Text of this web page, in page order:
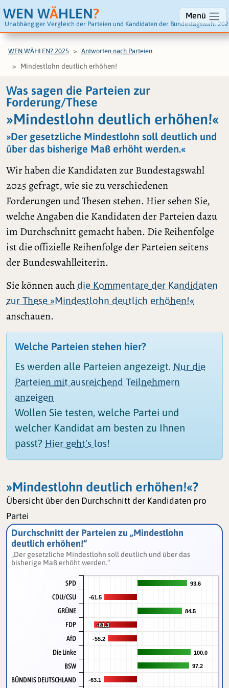
WEN WÄHLEN?
Unabhängiger Vergleich der Parteien und Kandidaten der Bundestagswahl
Menü
WEN WÄHLEN? 2025 Antworten nach Parteien
Mindestlohn deutlich erhöhen!
Was sagen die Parteien zur
Forderung/These
»Mindestlohn deutlich erhöhen!«
»Der gesetzliche Mindestlohn soll deutlich und
über das bisherige Maß erhöht werden.«
Wir haben die Kandidaten zur Bundestagswahl
2025 gefragt, wie sie zu verschiedenen
Forderungen und Thesen stehen. Hier sehen Sie,
welche Angaben die Kandidaten der Parteien dazu
im Durchschnitt gemacht haben. Die Reihenfolge
ist die offizielle Reihenfolge der Parteien seitens
der Bundeswahlleiterin.
Sie können auch die Kommentare der Kandidaten
zur These »Mindestlohn deutlich erhöhen!«
anschauen.
Welche Parteien stehen hier?
Es werden alle Parteien angezeigt. Nur die
Parteien mit ausreichend Teilnehmern
anzeigen
Wollen Sie testen, welche Partei und
welcher Kandidat am besten zu Ihnen
passt? Hier geht's los!
»Mindestlohn deutlich erhöhen!«?
Übersicht über den Durchschnitt der Kandidaten pro
Partei
93.6
93.6
-61.5
-61.5
84.5
84.5
-81.3
-81.3
-55.2
-55.2
100.0
100.0
97.2
97.2
-63.1
-63.1
SPD
CDU/CSU
GRÜNE
FDP
AfD
Die Linke
BSW
BÜNDNIS DEUTSCHLAND
Durchschnitt der Parteien zu „Mindestlohn
deutlich erhöhen!“
„Der gesetzliche Mindestlohn soll deutlich und über das
bisherige Maß erhöht werden.“